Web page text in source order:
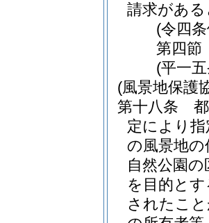
請求があ
(令四
第四節
(平一
(風景地保護
第十八条
定により
の風景地
自然公園
を目的と
されたこ